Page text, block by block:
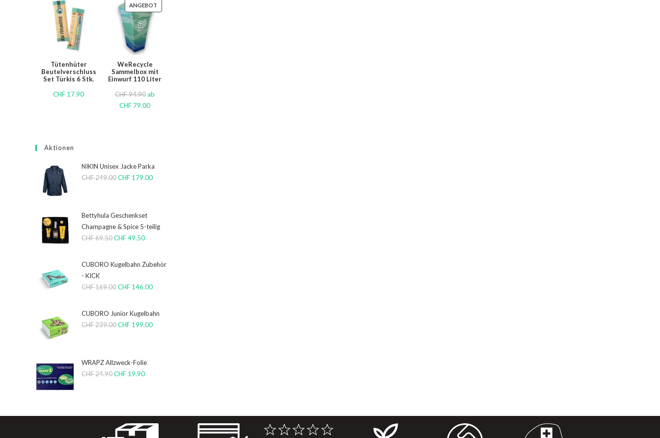
Tütenhüter
Beutelverschluss
Set Türkis 6 Stk.
CHF 17.90
ANGEBOT
WeRecycle
Sammelbox mit
Einwurf 110 Liter
CHF94.90ab
CHF 79.00
Aktionen
NIKIN Unisex Jacke Parka
CHF249.00CHF 179.00
Bettyhula Geschenkset
Champagne & Spice 5-teilig
CHF69.50CHF49.50
CUBORO Kugelbahn Zubehör
- KICK
CHF169.00CHF 146.00
CUBORO Junior Kugelbahn
CHF239.00CHF 199.00
WRAPZ Allzweck-Folie
CHF24.90CHF 19.90